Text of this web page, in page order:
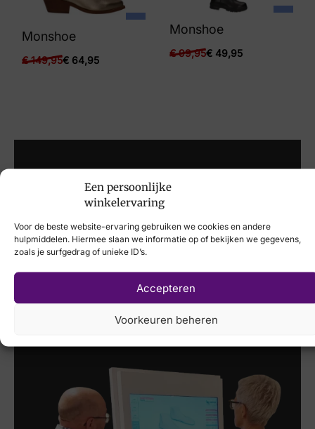
Een persoonlijke
winkelervaring
Voor de beste website-ervaring gebruiken we cookies en andere
hulpmiddelen. Hiermee slaan we informatie op of bekijken we gegevens,
zoals je surfgedrag of unieke ID’s.
Accepteren
Voorkeuren beheren
Monshoe
€149,95€ 64,95
Monshoe
€99,95€49,95
Laat uw voeten
scannenmet de
nieuwste 3D
technologie
Bekijk de collectie
Naar de winkel